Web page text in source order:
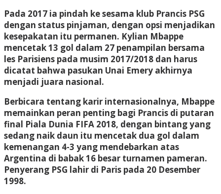
Pada 2017 ia pindah ke sesama klub Prancis PSG
dengan status pinjaman, dengan opsi menjadikan
kesepakatan itu permanen. Kylian Mbappe
mencetak 13 gol dalam 27 penampilan bersama
les Parisiens pada musim 2017/2018 dan harus
dicatat bahwa pasukan Unai Emery akhirnya
menjadi juara nasional.
Berbicara tentang karir internasionalnya, Mbappe
memainkan peran penting bagi Prancis di putaran
final Piala Dunia FIFA 2018, dengan bintang yang
sedang naik daun itu mencetak dua gol dalam
kemenangan 4-3 yang mendebarkan atas
Argentina di babak 16 besar turnamen pameran.
Penyerang PSG lahir di Paris pada 20 Desember
1998.